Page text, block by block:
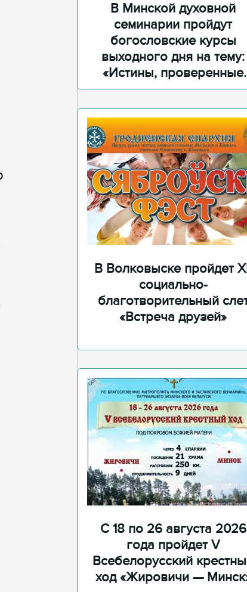
В Минской духовной
семинарии пройдут
богословские курсы
выходного дня на тему:
«Истины, проверенные
временем»
В Волковыске пройдет
социально-
благотворительный
«Встреча друзей»
С 18 по 26 августа 2026
года пройдет V
Всебелорусский
ход «Жировичи —